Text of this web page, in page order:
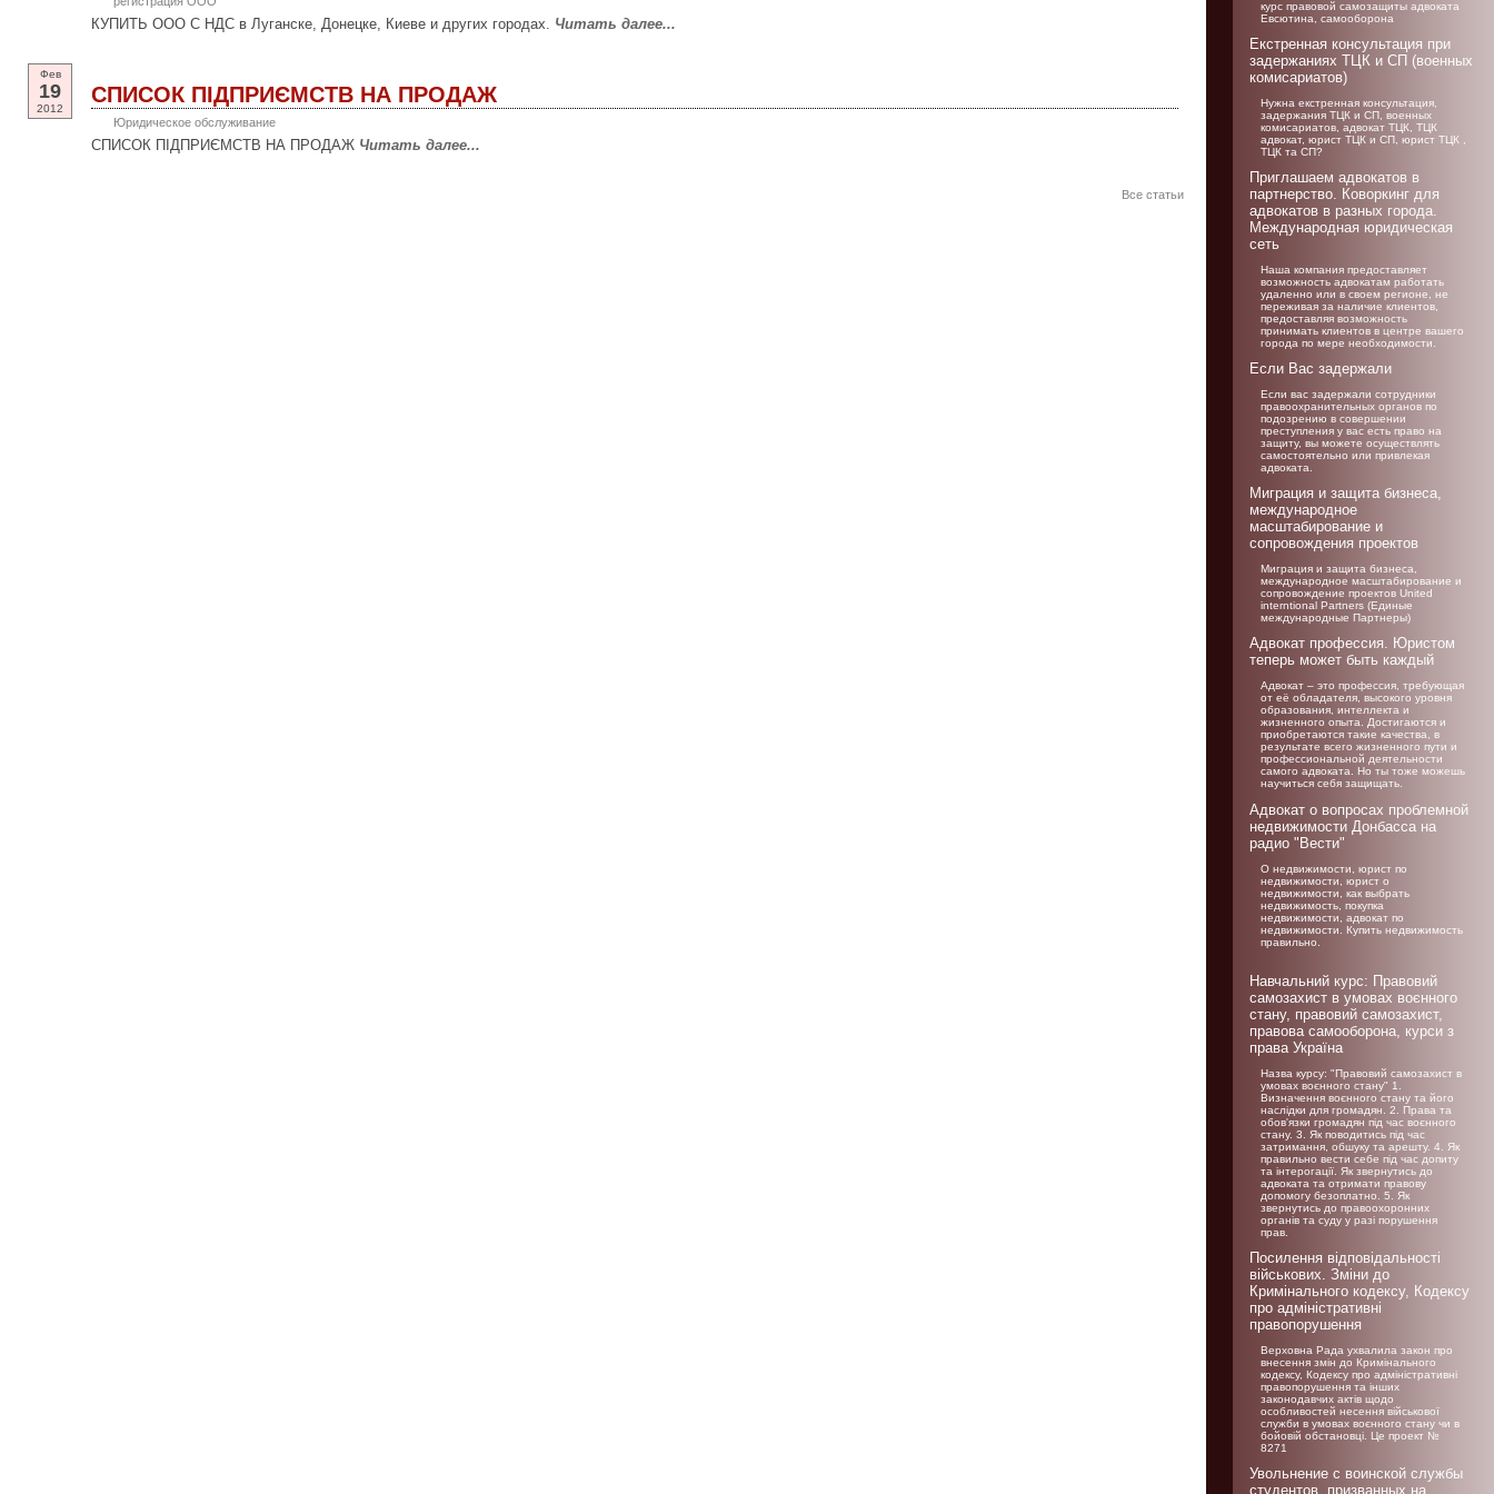
курс правовой самозащиты адвоката
Евсютина, самооборона
Екстренная консультация при
задержаниях ТЦК и СП (военных
комисариатов)
Нужна екстренная консультация,
задержания ТЦК и СП, военных
комисариатов, адвокат ТЦК, ТЦК
адвокат, юрист ТЦК и СП, юрист ТЦК ,
ТЦК та СП?
Приглашаем адвокатов в
партнерство. Коворкинг для
адвокатов в разных города.
Международная юридическая
сеть
Наша компания предоставляет
возможность адвокатам работать
удаленно или в своем регионе, не
переживая за наличие клиентов,
предоставляя возможность
принимать клиентов в центре вашего
города по мере необходимости.
Если Вас задержали
Если вас задержали сотрудники
правоохранительных органов по
подозрению в совершении
преступления у вас есть право на
защиту, вы можете осуществлять
самостоятельно или привлекая
адвоката.
Миграция и защита бизнеса,
международное
масштабирование и
сопровождения проектов
Миграция и защита бизнеса,
международное масштабирование и
сопровождение проектов United
interntional Partners (Единые
международные Партнеры)
Адвокат профессия. Юристом
теперь может быть каждый
Адвокат – это профессия, требующая
от её обладателя, высокого уровня
образования, интеллекта и
жизненного опыта. Достигаются и
приобретаются такие качества, в
результате всего жизненного пути и
профессиональной деятельности
самого адвоката. Но ты тоже можешь
научиться себя защищать.
Адвокат о вопросах проблемной
недвижимости Донбасса на
радио "Вести"
О недвижимости, юрист по
недвижимости, юрист о
недвижимости, как выбрать
недвижимость, покупка
недвижимости, адвокат по
недвижимости. Купить недвижимость
правильно.
Навчальний курс: Правовий
самозахист в умовах воєнного
стану, правовий самозахист,
правова самооборона, курси з
права Україна
Назва курсу: "Правовий самозахист в
умовах воєнного стану" 1.
Визначення воєнного стану та його
наслідки для громадян. 2. Права та
обов'язки громадян під час воєнного
стану. 3. Як поводитись під час
затримання, обшуку та арешту. 4. Як
правильно вести себе під час допиту
та інтерогації. Як звернутись до
адвоката та отримати правову
допомогу безоплатно. 5. Як
звернутись до правоохоронних
органів та суду у разі порушення
прав.
Посилення відповідальності
військових. Зміни до
Кримінального кодексу, Кодексу
про адміністративні
правопорушення
Верховна Рада ухвалила закон про
внесення змін до Кримінального
кодексу, Кодексу про адміністративні
правопорушення та інших
законодавчих актів щодо
особливостей несення військової
служби в умовах воєнного стану чи в
бойовій обстановці. Це проект №
8271
Увольнение c воинской службы
студентов, призванных на
КУПИТЬ ООО С НДС в Луганске, Донецке, Киеве и других городах. Читать далее...
Фев
19
2012
СПИСОК ПІДПРИЄМСТВ НА ПРОДАЖ
Юридическое обслуживание
СПИСОК ПІДПРИЄМСТВ НА ПРОДАЖ Читать далее...
Все статьи